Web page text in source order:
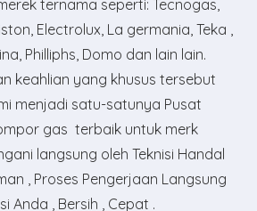
ternama seperti: Tecnogas,
Electrolux, La germania, Teka ,
Philliphs, Domo dan lain lain.
keahlian yang khusus tersebut
menjadi satu-satunya Pusat
gas terbaik untuk merk
langsung oleh Teknisi Handal
, Proses Pengerjaan Langsung
Anda , Bersih , Cepat .